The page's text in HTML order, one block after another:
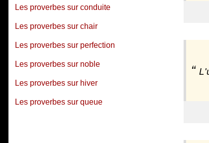
Les proverbes sur conduite
Les proverbes sur chair
Les proverbes sur perfection
Les proverbes sur noble
Les proverbes sur hiver
Les proverbes sur queue